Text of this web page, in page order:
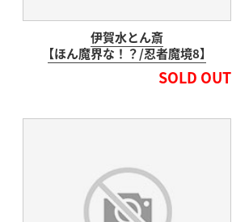
伊賀水とん斎
【ほん魔界な！？/忍者魔境8】
SOLD OUT